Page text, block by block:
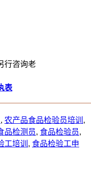
行咨询老
表
, 农产品食品检验员培训 ,
品检测员, 食品检验员,
工培训 , 食品检验工申